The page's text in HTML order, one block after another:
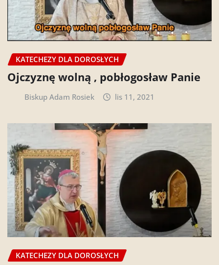
KATECHEZY DLA DOROSŁYCH
Ojczyznę wolną , pobłogosław Panie
Biskup Adam Rosiek lis 11, 2021
KATECHEZY DLA DOROSŁYCH